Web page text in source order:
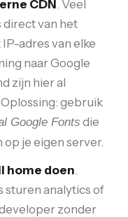
CDN. Veel
direct van het
adres van elke
naar Google
zijn hier al
gebruik
Google Fonts die
je eigen server.
home doen.
sturen analytics of
zonder